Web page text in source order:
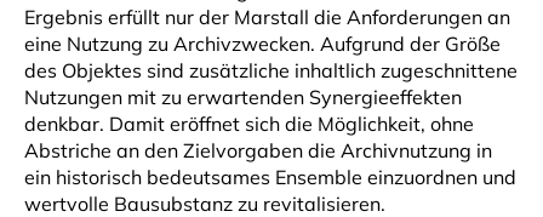
Ergebnis erfüllt nur der Marstall die Anforderungen an
eine Nutzung zu Archivzwecken. Aufgrund der Größe
des Objektes sind zusätzliche inhaltlich zugeschnittene
Nutzungen mit zu erwartenden Synergieeffekten
denkbar. Damit eröffnet sich die Möglichkeit, ohne
Abstriche an den Zielvorgaben die Archivnutzung in
ein historisch bedeutsames Ensemble einzuordnen und
wertvolle Bausubstanz zu revitalisieren.